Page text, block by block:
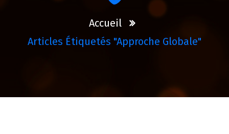
Accueil
Articles Étiquetés "approche Globale"